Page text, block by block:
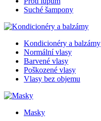
Suché šampony
Kondicionéry a balzámy
Normální vlasy
Barvené vlasy
Poškozené vlasy
Vlasy bez objemu
Masky